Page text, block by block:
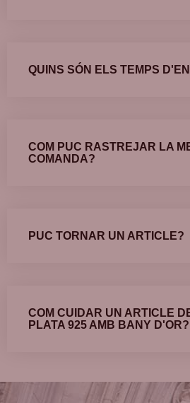
QUINS SÓN ELS TEMPS
COM PUC RASTREJAR LA
COMANDA?
PUC TORNAR UN ARTICLE?
COM CUIDAR UN ARTICLE
PLATA 925 AMB BANY D'OR?